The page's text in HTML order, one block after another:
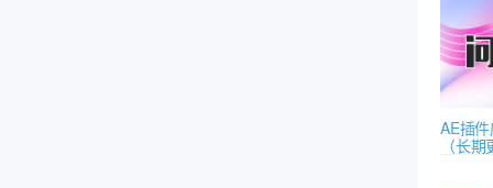
AE插
（长